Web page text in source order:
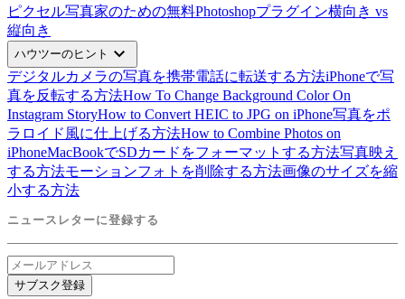
ピクセル写真家のための無料Photoshopプラグイン横向き vs
縦向き
ハウツーのヒント expand_more
デジタルカメラの写真を携帯電話に転送する方法iPhoneで写
真を反転する方法How To Change Background Color On
Instagram StoryHow to Convert HEIC to JPG on iPhone写真をポ
ラロイド風に仕上げる方法How to Combine Photos on
iPhoneMacBookでSDカードをフォーマットする方法写真映え
する方法モーションフォトを削除する方法画像のサイズを縮
小する方法
ニュースレターに登録する
サブスク登録